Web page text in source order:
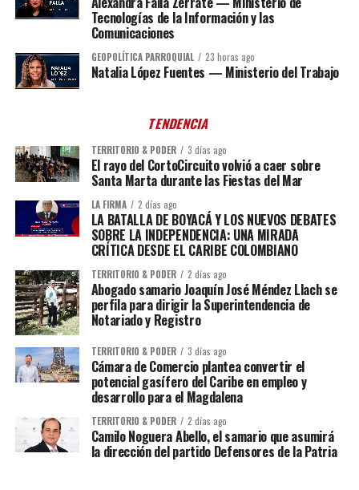
Tecnologías de la Información y las
Comunicaciones
GEOPOLÍTICA PARROQUIAL 23 horas ago
Natalia López Fuentes — Ministerio del Trabajo
TENDENCIA
TERRITORIO & PODER 3 días ago
El rayo del CortoCircuito volvió a caer sobre
Santa Marta durante las Fiestas del Mar
LA FIRMA 2 días ago
LA BATALLA DE BOYACÁ Y LOS NUEVOS DEBATES
SOBRE LA INDEPENDENCIA: UNA MIRADA
CRÍTICA DESDE EL CARIBE COLOMBIANO
TERRITORIO & PODER 2 días ago
Abogado samario Joaquín José Méndez Llach se
perfila para dirigir la Superintendencia de
Notariado y Registro
TERRITORIO & PODER 3 días ago
Cámara de Comercio plantea convertir el
potencial gasífero del Caribe en empleo y
desarrollo para el Magdalena
TERRITORIO & PODER 2 días ago
Camilo Noguera Abello, el samario que asumirá
la dirección del partido Defensores de la Patria